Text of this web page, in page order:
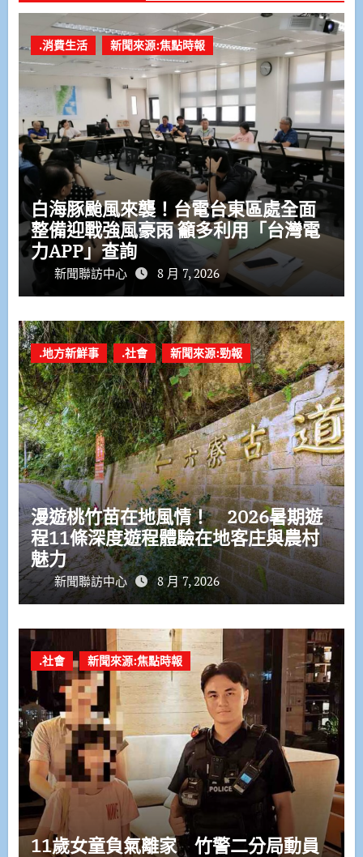
.消費生活 新聞來源:焦點時報
白海豚颱風來襲！台電台東區處全面
整備迎戰強風豪雨 籲多利用「台灣電
力APP」查詢
新聞聯訪中心 8 月 7, 2026
.地方新鮮事 .社會 新聞來源:勁報
漫遊桃竹苗在地風情！ 2026暑期遊
程11條深度遊程體驗在地客庄與農村
魅力
新聞聯訪中心 8 月 7, 2026
.社會 新聞來源:焦點時報
11歲女童負氣離家 竹警二分局動員